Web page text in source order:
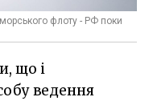
флоту - РФ поки
що і
ведення